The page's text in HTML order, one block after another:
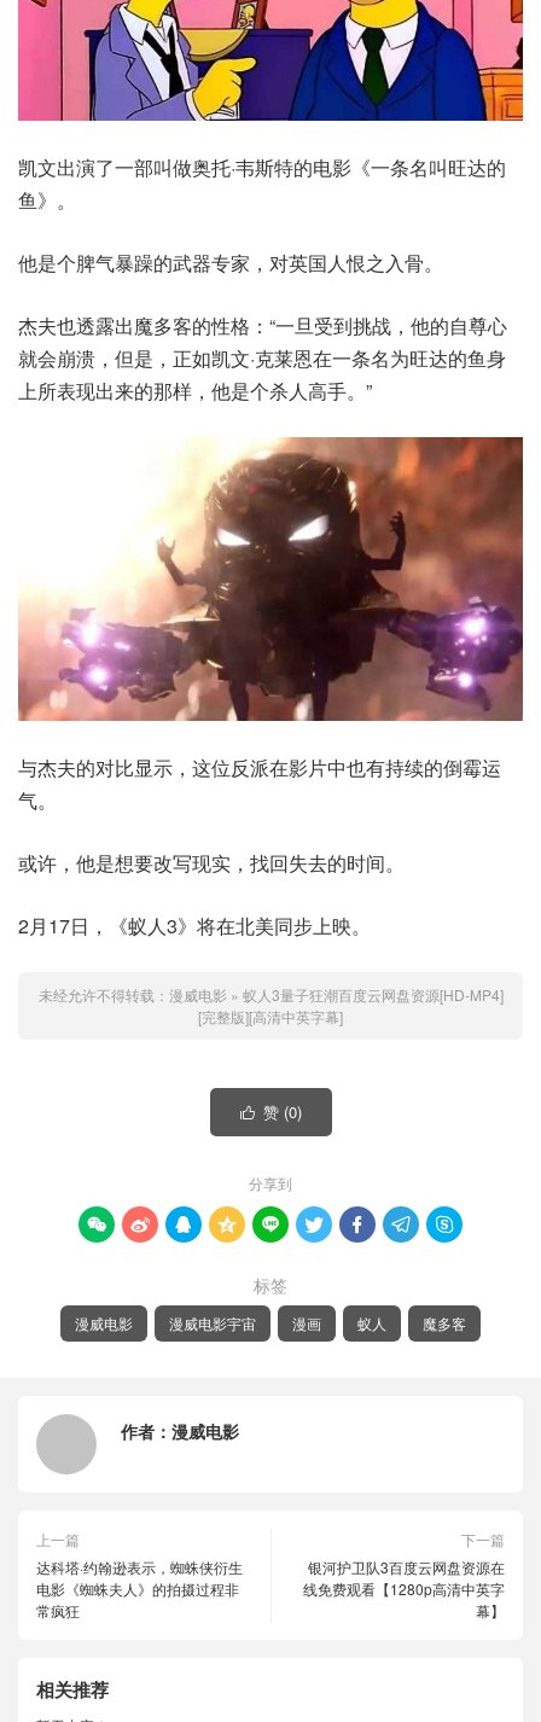
凯文出演了一部叫做奥托·韦斯特的电影《一条名叫旺达的
鱼》。
他是个脾气暴躁的武器专家，对英国人恨之入骨。
杰夫也透露出魔多客的性格：“一旦受到挑战，他的自尊心
就会崩溃，但是，正如凯文·克莱恩在一条名为旺达的鱼身
上所表现出来的那样，他是个杀人高手。”
与杰夫的对比显示，这位反派在影片中也有持续的倒霉运
气。
或许，他是想要改写现实，找回失去的时间。
2月17日，《蚁人3》将在北美同步上映。
未经允许不得转载： 漫威电影 » 蚁人3量子狂潮百度云网盘资源[HD-MP4]
[完整版][高清中英字幕]
 赞 (0)
分享到
        
标签
漫威电影 漫威电影宇宙 漫画 蚁人 魔多客
作者： 漫威电影
上一篇
达科塔·约翰逊表示，蜘蛛侠衍生
电影《蜘蛛夫人》的拍摄过程非
常疯狂
下一篇
银河护卫队3百度云网盘资源在
线免费观看【1280p高清中英字
幕】
相关推荐